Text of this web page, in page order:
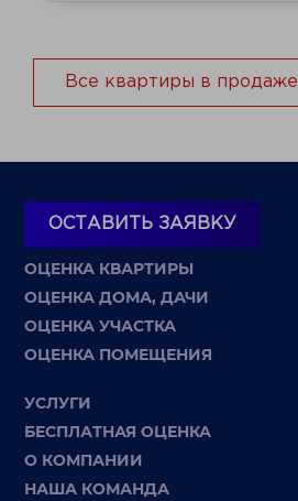
Все квартиры в продаже
ОСТАВИТЬ ЗАЯВКУ
ОЦЕНКА КВАРТИРЫ
ОЦЕНКА ДОМА, ДАЧИ
ОЦЕНКА УЧАСТКА
ОЦЕНКА ПОМЕЩЕНИЯ
УСЛУГИ
БЕСПЛАТНАЯ ОЦЕНКА
О КОМПАНИИ
НАША КОМАНДА